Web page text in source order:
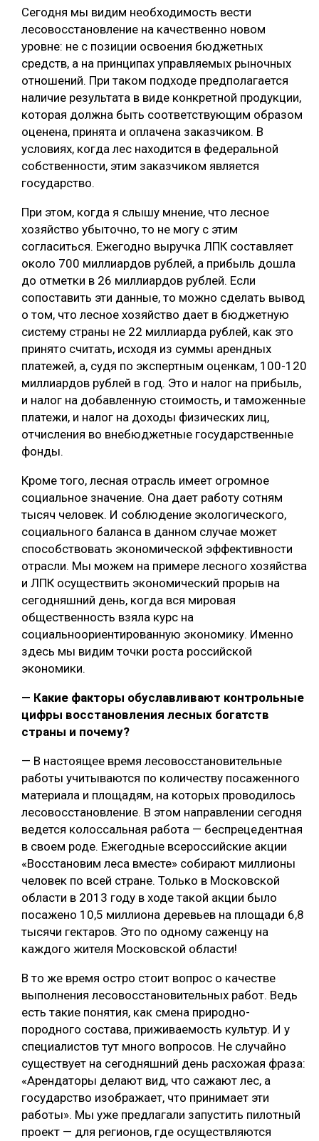
Сегодня мы видим необходимость вести
лесовосстановление на качественно новом
уровне: не с позиции освоения бюджетных
средств, а на принципах управляемых рыночных
отношений. При таком подходе предполагается
наличие результата в виде конкретной продукции,
которая должна быть соответствующим образом
оценена, принята и оплачена заказчиком. В
условиях, когда лес находится в федеральной
собственности, этим заказчиком является
государство.
При этом, когда я слышу мнение, что лесное
хозяйство убыточно, то не могу с этим
согласиться. Ежегодно выручка ЛПК составляет
около 700 миллиардов рублей, а прибыль дошла
до отметки в 26 миллиардов рублей. Если
сопоставить эти данные, то можно сделать вывод
о том, что лесное хозяйство дает в бюджетную
систему страны не 22 миллиарда рублей, как это
принято считать, исходя из суммы арендных
платежей, а, судя по экспертным оценкам, 100-120
миллиардов рублей в год. Это и налог на прибыль,
и налог на добавленную стоимость, и таможенные
платежи, и налог на доходы физических лиц,
отчисления во внебюджетные государственные
фонды.
Кроме того, лесная отрасль имеет огромное
социальное значение. Она дает работу сотням
тысяч человек. И соблюдение экологического,
социального баланса в данном случае может
способствовать экономической эффективности
отрасли. Мы можем на примере лесного хозяйства
и ЛПК осуществить экономический прорыв на
сегодняшний день, когда вся мировая
общественность взяла курс на
социальноориентированную экономику. Именно
здесь мы видим точки роста российской
экономики.
— Какие факторы обуславливают контрольные
цифры восстановления лесных богатств
страны и почему?
— В настоящее время лесовосстановительные
работы учитываются по количеству посаженного
материала и площадям, на которых проводилось
лесовосстановление. В этом направлении сегодня
ведется колоссальная работа — беспрецедентная
в своем роде. Ежегодные всероссийские акции
«Восстановим леса вместе» собирают миллионы
человек по всей стране. Только в Московской
области в 2013 году в ходе такой акции было
посажено 10,5 миллиона деревьев на площади 6,8
тысячи гектаров. Это по одному саженцу на
каждого жителя Московской области!
В то же время остро стоит вопрос о качестве
выполнения лесовосстановительных работ. Ведь
есть такие понятия, как смена природно-
породного состава, приживаемость культур. И у
специалистов тут много вопросов. Не случайно
существует на сегодняшний день расхожая фраза:
«Арендаторы делают вид, что сажают лес, а
государство изображает, что принимает эти
работы». Мы уже предлагали запустить пилотный
проект — для регионов, где осуществляются